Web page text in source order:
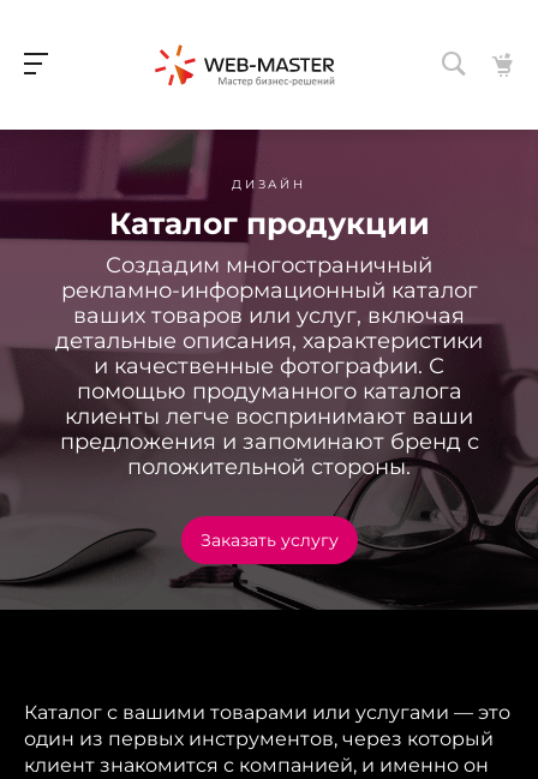
ДИЗАЙН
Каталог продукции
Создадим многостраничный
рекламно-информационный каталог
ваших товаров или услуг, включая
детальные описания, характеристики
и качественные фотографии. С
помощью продуманного каталога
клиенты легче воспринимают ваши
предложения и запоминают бренд с
положительной стороны.
Заказать услугу
Каталог с вашими товарами или услугами — это
один из первых инструментов, через который
клиент знакомится с компанией, и именно он